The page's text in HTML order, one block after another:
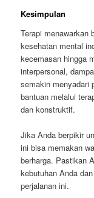
Kesimpulan
Terapi menawarkan
kesehatan mental
kecemasan hingga
interpersonal,
semakin menyadari
bantuan melalui
dan konstruktif.
Jika Anda berpikir
ini bisa memakan
berharga. Pastikan
kebutuhan Anda
perjalanan ini.